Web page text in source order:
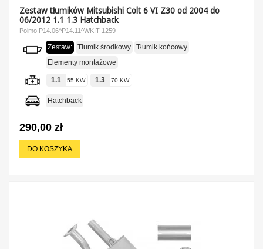
Zestaw tłumików Mitsubishi Colt 6 VI Z30 od 2004 do
06/2012 1.1 1.3 Hatchback
Polmo P14.06^P14.11^WKIT-1259
Zestaw: Tłumik środkowy
Tłumik końcowy
Elementy montażowe
1.1 55 KW 1.3 70 KW
Hatchback
290,00 zł
DO KOSZYKA